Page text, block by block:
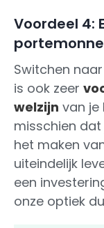
Voordeel 4:
Switchen
is ook zeer
welzijn van je
misschien
het maken
uiteindelijk
een
onze optiek